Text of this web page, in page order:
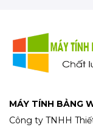
MÁY TÍNH BẢNG
Công ty TNHH